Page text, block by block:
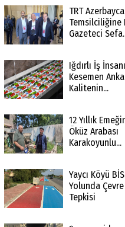
TRT
Temsilciliğine
Gazeteci
Iğdırlı İş
Kesemen
Kalitenin...
12 Yıllık
Öküz Arabası
Karakoyunlu...
Yaycı Köyü
Yolunda
Tepkisi